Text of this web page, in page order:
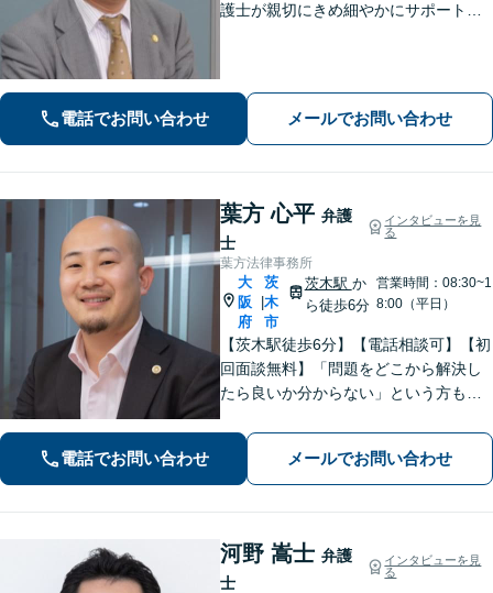
護士が親切にきめ細やかにサポートし
料（一部除く）】【夜間・休日の相談
電話でお問い合わせ メールでお問い合わせ
葉方 心平 弁護
士
インタビューを見
る
葉方法律事務所
大
阪
府
茨
木
市
茨木駅 か
ら徒歩6分
営業時間：08:30~1
8:00（平日）
【茨木駅徒歩6分】【電話相談可】【初
回面談無料】「問題をどこから解決し
たら良いか分からない」という方も、
続・交通事故など、「不利」「厳し
い」と思われる内容にも幅広く対応し
ます【朝8:30から営業】
電話でお問い合わせ メールでお問い合わせ
河野 嵩士 弁護
士
インタビューを見
る